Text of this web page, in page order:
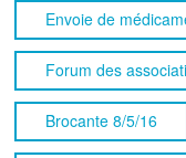
Envoie de
Forum des
Brocante 8/5/16